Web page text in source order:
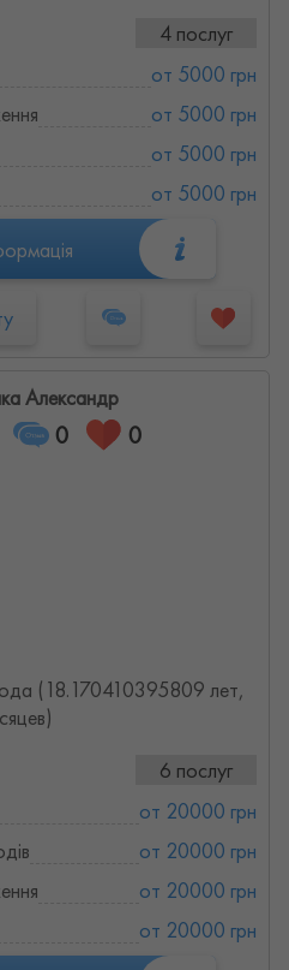
4 послуг
от 5000 грн
от 5000 грн
от 5000 грн
от 5000 грн
Александр
0 0
(18.170410395809 лет,
6 послуг
от 20000 грн
от 20000 грн
от 20000 грн
от 20000 грн